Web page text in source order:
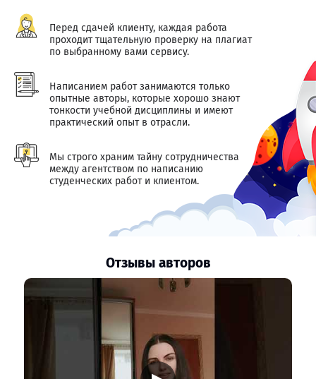
Перед сдачей клиенту, каждая работа
проходит тщательную проверку на плагиат
по выбранному вами сервису.
Написанием работ занимаются только
опытные авторы, которые хорошо знают
тонкости учебной дисциплины и имеют
практический опыт в отрасли.
Мы строго храним тайну сотрудничества
между агентством по написанию
студенческих работ и клиентом.
Отзывы авторов